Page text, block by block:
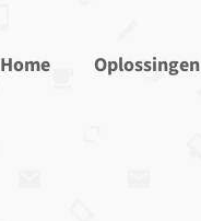
Home Oplossingen